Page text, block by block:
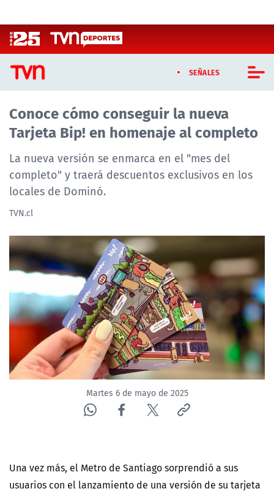
SEÑALES
CASTING MASTERCHEF CHILE
CASTING TVN VERTICAL
TVN VERTICAL
TVN PLAY
TELESERIES
NTV
ACTUALIDAD Y TENDENCIAS
CORPORATIVO Y TRANSPARENCIA
CANAL DE DENUNCIAS
ÁREA DE PROYECTOS
Conoce cómo conseguir la nueva
Tarjeta Bip! en homenaje al completo
La nueva versión se enmarca en el "mes del
completo" y traerá descuentos exclusivos en los
locales de Dominó.
TVN.cl
Martes 6 de mayo de 2025
Una vez más, el Metro de Santiago sorprendió a sus
usuarios con el lanzamiento de una versión de su tarjeta